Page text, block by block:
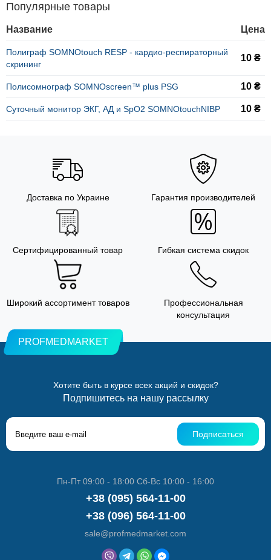
Популярные товары
Название Цена
Полиграф SOMNOtouch RESP - кардио-респираторный
скрининг
10 ₴
Полисомнограф SOMNOscreen™ plus PSG 10 ₴
Суточный монитор ЭКГ, АД и SpO2 SOMNOtouchNIBP 10 ₴
Доставка по Украине Гарантия производителей
Сертифицированный товар Гибкая система скидок
Широкий ассортимент товаров
Профессиональная
консультация
PROFMEDMARKET
Хотите быть в курсе всех акций и скидок?
Подпишитесь на нашу рассылку
Подписаться
Пн-Пт 09:00 - 18:00 Сб-Вс 10:00 - 16:00
+38 (095) 564-11-00
+38 (096) 564-11-00
sale@profmedmarket.com